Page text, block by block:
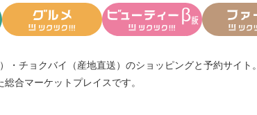
・ チョクバイ（産地直送） のショッピングと予約サイト。
総合マーケットプレイスです。